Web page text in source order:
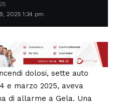
2025 1:34 pm
dolosi, sette auto
e marzo 2025, aveva
di allarme a Gela. Una